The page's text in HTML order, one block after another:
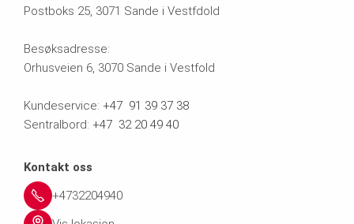
Postboks 25, 3071 Sande i Vestfdold
Besøksadresse:
Orhusveien 6, 3070 Sande i Vestfold
Kundeservice: +47 91 39 37 38
Sentralbord: +47 32 20 49 40
Kontakt oss
+4732204940